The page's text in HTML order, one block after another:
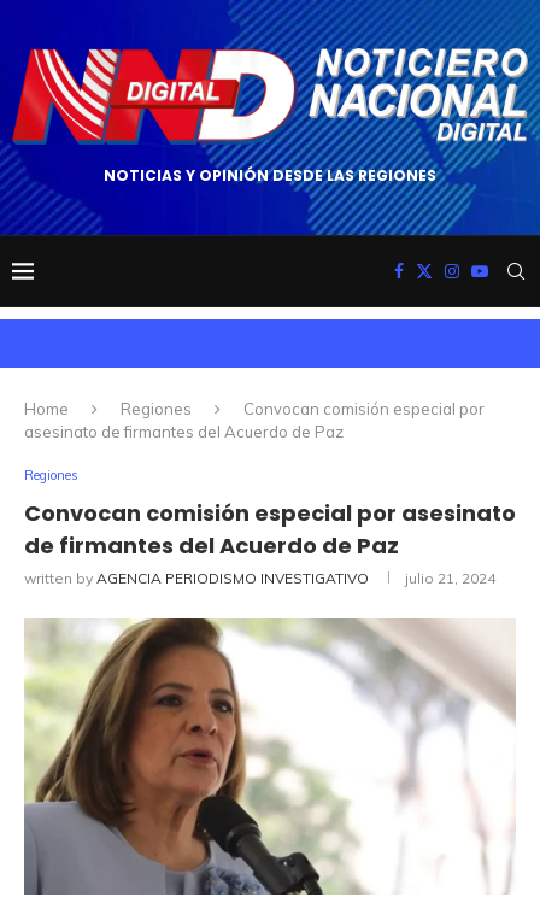
NOTICIAS Y OPINIÓN DESDE LAS REGIONES
Home Regiones
Convocan comisión especial por
asesinato de firmantes del Acuerdo de Paz
Regiones
Convocan comisión especial por asesinato
de firmantes del Acuerdo de Paz
written by AGENCIA PERIODISMO INVESTIGATIVO julio 21, 2024